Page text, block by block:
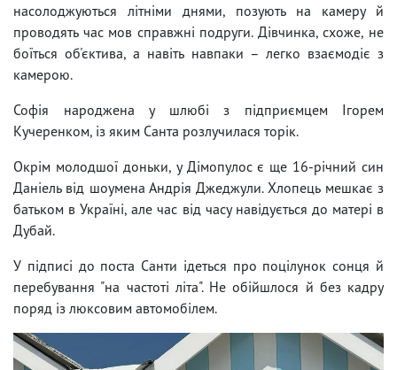
насолоджуються літніми днями, позують на камеру й
проводять час мов справжні подруги. Дівчинка, схоже, не
боїться об'єктива, а навіть навпаки – легко взаємодіє з
камерою.
Софія народжена у шлюбі з підприємцем Ігорем
Кучеренком, із яким Санта розлучилася торік.
Окрім молодшої доньки, у Дімопулос є ще 16-річний син
Даніель від шоумена Андрія Джеджули. Хлопець мешкає з
батьком в Україні, але час від часу навідується до матері в
Дубай.
У підписі до поста Санти ідеться про поцілунок сонця й
перебування "на частоті літа". Не обійшлося й без кадру
поряд із люксовим автомобілем.